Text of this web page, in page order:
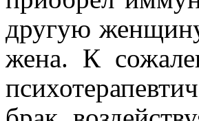
другую
жена. К